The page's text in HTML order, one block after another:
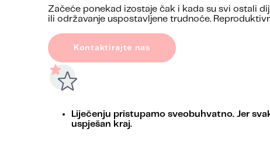
Začeće ponekad izostaje čak i kada su svi ostali
ili održavanje uspostavljene trudnoće.
Kontaktirajte nas
Liječenju pristupamo sveobuhvatno. Jer
uspješan kraj.